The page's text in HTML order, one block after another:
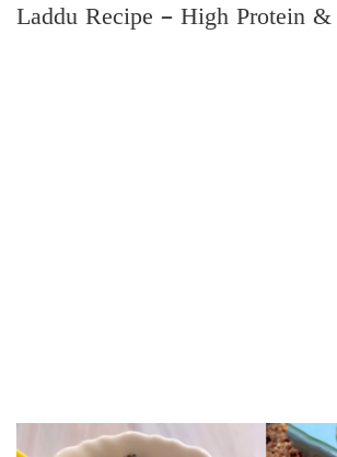
Laddu Recipe – High Protein